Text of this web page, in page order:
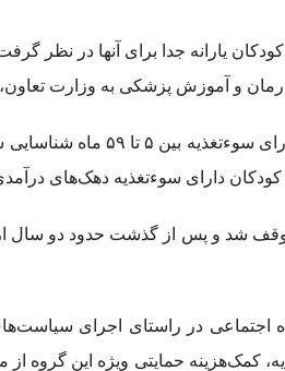
یارانه جدا برای آنها در نظر
و آموزش پزشکی به وزارت تعاون،
در این طرح حدود ۱۵۰ هزار
سوءتغذیه دهک‌های درآمدی ششم و هفتم
شد و پس از گذشت حدود دو سال از
اجتماعی در راستای اجرای